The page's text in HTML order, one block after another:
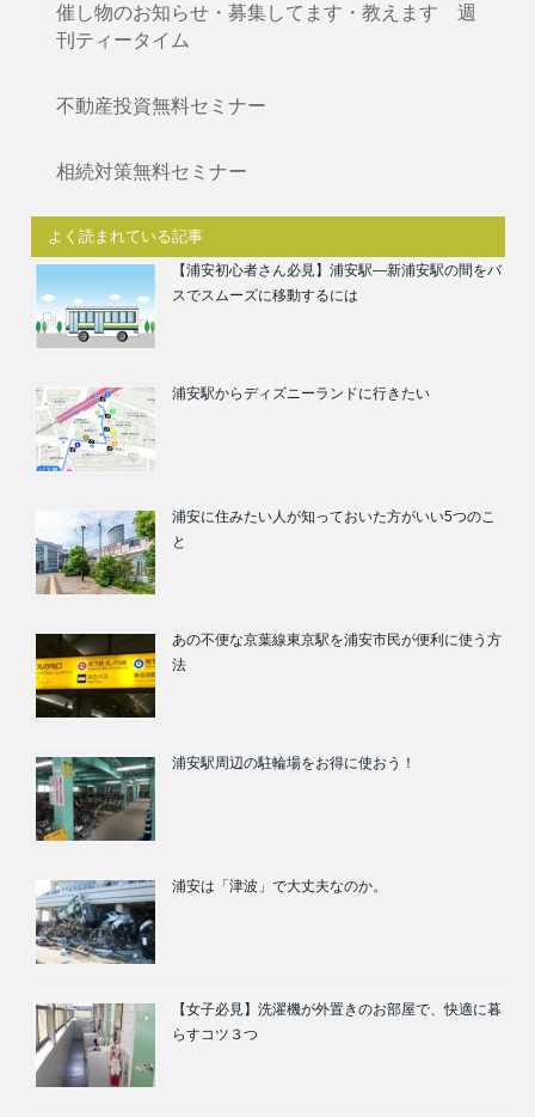
催し物のお知らせ・募集してます・教えます 週
刊ティータイム
不動産投資無料セミナー
相続対策無料セミナー
よく読まれている記事
【浦安初心者さん必見】浦安駅―新浦安駅の間をバ
スでスムーズに移動するには
浦安駅からディズニーランドに行きたい
浦安に住みたい人が知っておいた方がいい5つのこ
と
あの不便な京葉線東京駅を浦安市民が便利に使う方
法
浦安駅周辺の駐輪場をお得に使おう！
浦安は「津波」で大丈夫なのか。
【女子必見】洗濯機が外置きのお部屋で、快適に暮
らすコツ３つ